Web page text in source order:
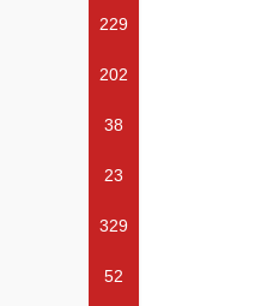
229
202
38
23
329
52